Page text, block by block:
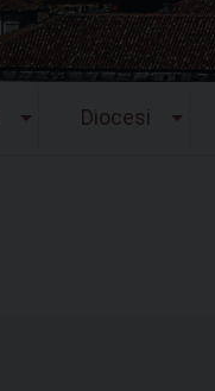
Diocesi